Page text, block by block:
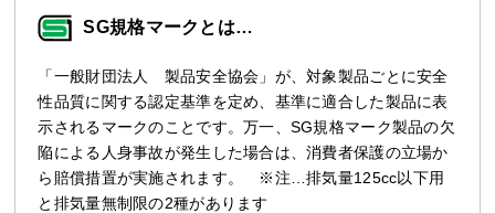
SG規格マークとは…
「一般財団法人 製品安全協会」が、対象製品ごとに安全
性品質に関する認定基準を定め、基準に適合した製品に表
示されるマークのことです。万一、SG規格マーク製品の欠
陥による人身事故が発生した場合は、消費者保護の立場か
ら賠償措置が実施されます。 ※注…排気量125cc以下用
と排気量無制限の2種があります